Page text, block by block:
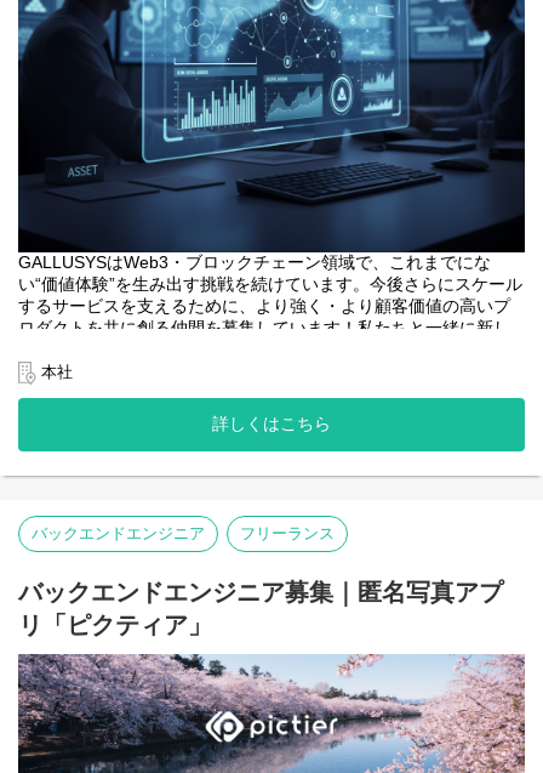
GALLUSYSはWeb3・ブロックチェーン領域で、これまでにな
い“価値体験”を生み出す挑戦を続けています。今後さらにスケール
するサービスを支えるために、より強く・より顧客価値の高いプ
ロダクトを共に創る仲間を募集しています！私たちと一緒に新し
<業務内容>
本プロジェクトにおけるフロントエンドエンジニアは、web3系サ
ービスのユーザーインターフェースとなるWebアプリケーション
開発の中核を担います。
ト。
・ブロックチェーンと連携する機能のフロントエンド実装。
設計・改善。
本社
詳しくはこちら
バックエンドエンジニア フリーランス
バックエンドエンジニア募集｜匿名写真アプ
リ「ピクティア」